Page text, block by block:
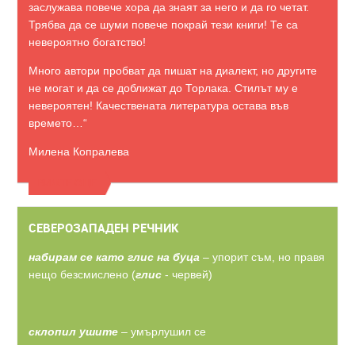
заслужава повече хора да знаят за него и да го четат.
Трябва да се шуми повече покрай тези книги! Те са
невероятно богатство!
Много автори пробват да пишат на диалект, но другите
не могат и да се доближат до Торлака. Стилът му е
невероятен! Качествената литература остава във
времето…“
Милена Копралева
СЕВЕРОЗАПАДЕН РЕЧНИК
набирам се като глис на буца – упорит съм, но правя
нещо безсмислено (глис - червей)
склопил ушите – умърлушил се